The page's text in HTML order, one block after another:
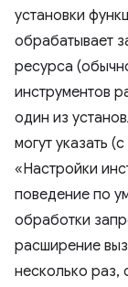
установки
обрабатывает
ресурса
инструментов
один из
могут указать
«Настройки
поведение по
обработки
расширение
несколько раз,